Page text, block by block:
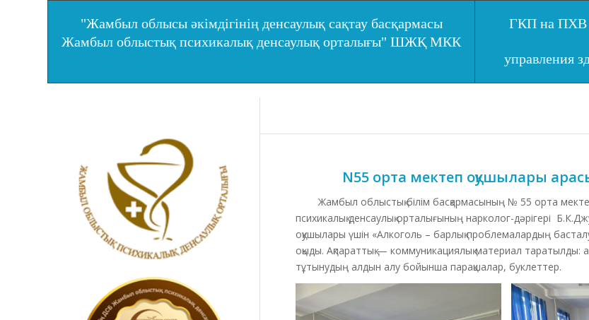
"Жамбыл облысы әкімдігінің денсаулық сақтау басқармасы
Жамбыл облыстық психикалық денсаулық орталығы" ШЖҚ МКК
ГКП на ПХВ
управления
N55 орта мектеп оқушылары
Жамбыл облыстық білім басқармасының № 55 орта
психикалық денсаулық орталығының нарколог-дәрігері
оқушылары үшін «Алкоголь – барлық проблемалардың
оқыды. Ақпараттық — коммуникациялық материал таратылды:
тұтынудың алдын алу бойынша парақшалар, буклеттер.